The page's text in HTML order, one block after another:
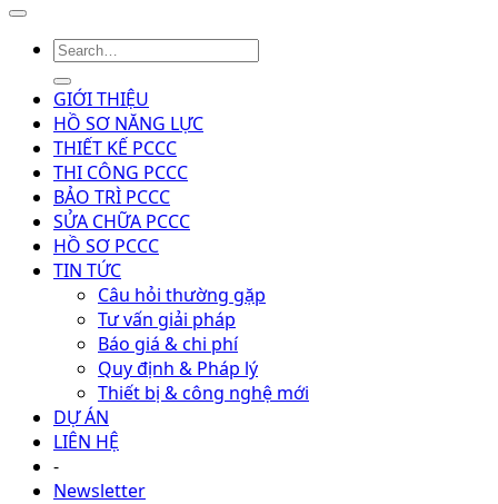
GIỚI THIỆU
HỒ SƠ NĂNG LỰC
THIẾT KẾ PCCC
THI CÔNG PCCC
BẢO TRÌ PCCC
SỬA CHỮA PCCC
HỒ SƠ PCCC
TIN TỨC
Câu hỏi thường gặp
Tư vấn giải pháp
Báo giá & chi phí
Quy định & Pháp lý
Thiết bị & công nghệ mới
DỰ ÁN
LIÊN HỆ
-
Newsletter